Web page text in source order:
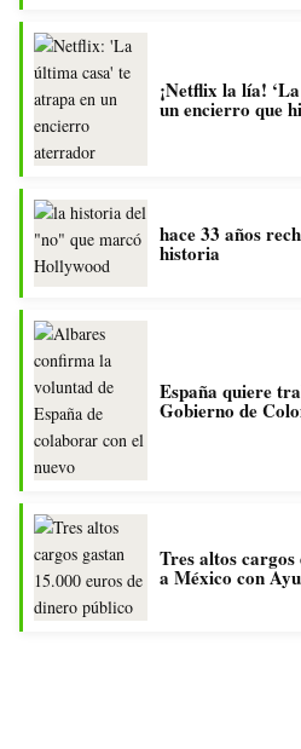
¡Netflix la lía!
un encierro que
hace 33 años
historia
España quiere
Gobierno de
Tres altos
a México con